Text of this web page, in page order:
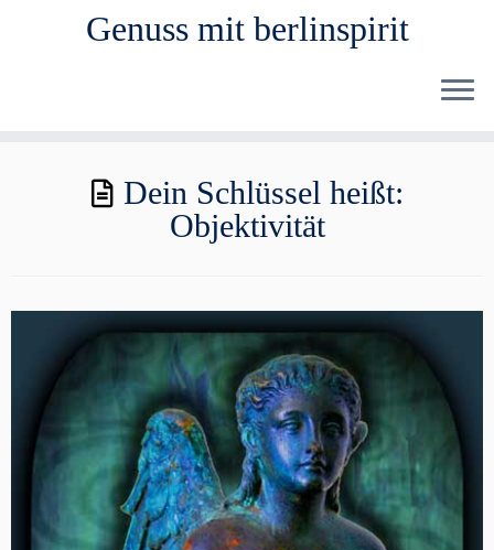
Genuss mit berlinspirit
Dein Schlüssel heißt:
Objektivität